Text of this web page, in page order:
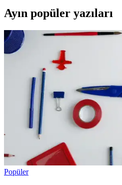
Ayın popüler yazıları
Popüler